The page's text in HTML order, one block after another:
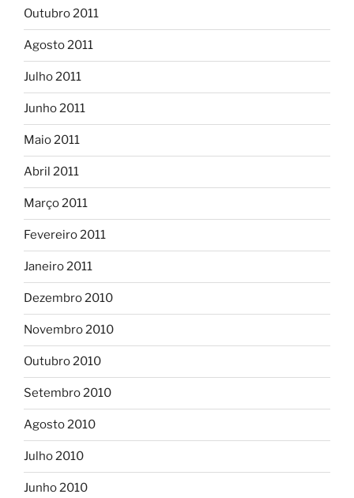
Outubro 2011
Agosto 2011
Julho 2011
Junho 2011
Maio 2011
Abril 2011
Março 2011
Fevereiro 2011
Janeiro 2011
Dezembro 2010
Novembro 2010
Outubro 2010
Setembro 2010
Agosto 2010
Julho 2010
Junho 2010